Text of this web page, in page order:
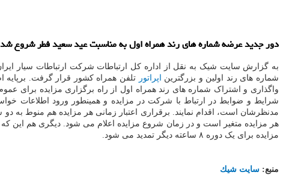
دور جدید عرضه شماره های رند همراه اول به مناسبت عید سعید فطر شروع شد و به مدت ۱۰ روز بر روی سامانه برگزاری مزایده
شماره های رند اولین و بزرگترین
اپراتور تلفن همراه کشور قرار گرفت.
واگذاری و اشتراک شماره های رند همراه اول از راه برگزاری مزایده برای
مدنظرشان است، اقدام نمایند. برقراری اعتبار زمانی هر مزایده هم منوط به
مزایده برای یک دوره ۸ ساعته دیگر تمدید می شود.
منبع: سایت شیك